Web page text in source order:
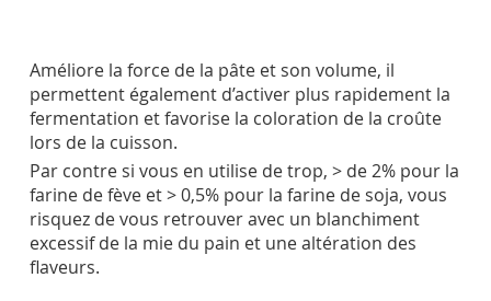
Améliore la force de la pâte et son volume, il
permettent également d’activer plus rapidement la
fermentation et favorise la coloration de la croûte
lors de la cuisson.
Par contre si vous en utilise de trop, > de 2% pour la
farine de fève et > 0,5% pour la farine de soja, vous
risquez de vous retrouver avec un blanchiment
excessif de la mie du pain et une altération des
flaveurs.